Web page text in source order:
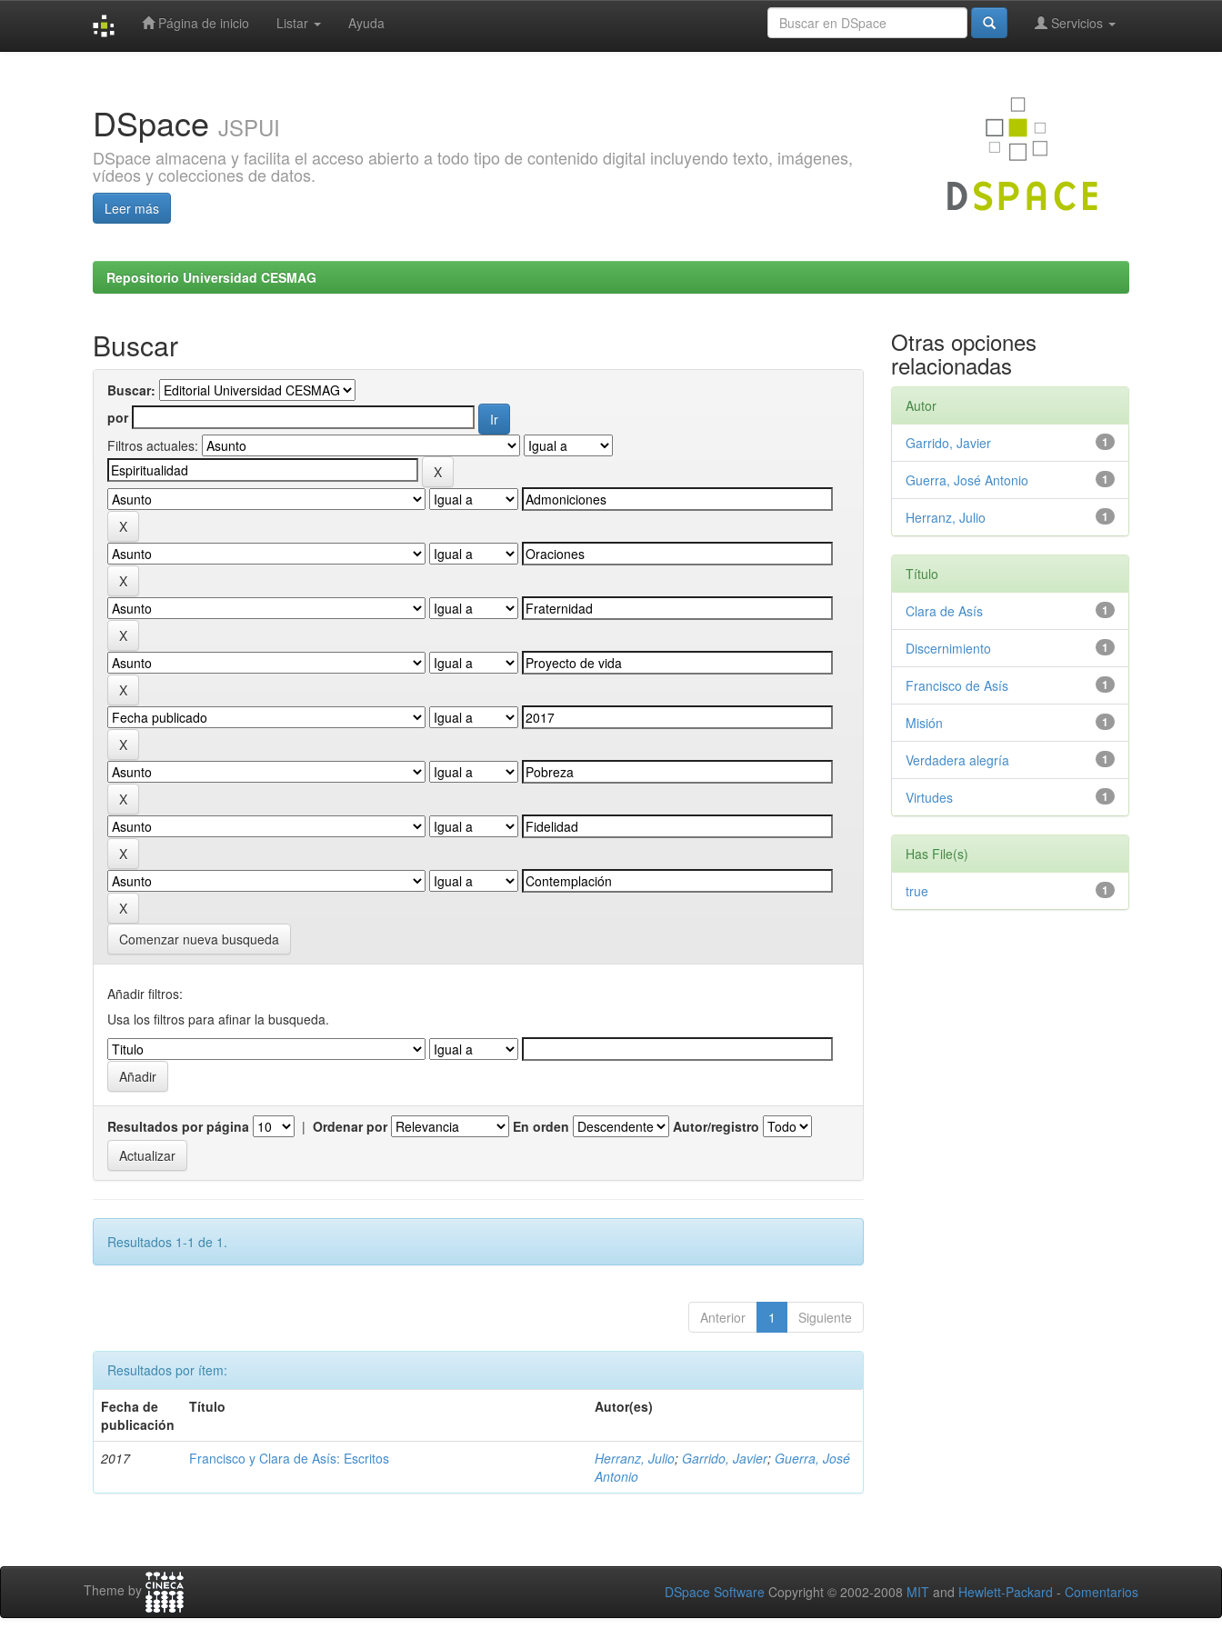
Página de inicio Listar Ayuda Servicios
DSpace JSPUI
DSpace almacena y facilita el acceso abierto a todo tipo de contenido digital incluyendo texto, imágenes,
vídeos y colecciones de datos.
Leer más
Repositorio Universidad CESMAG
Buscar
Buscar:
por
Filtros actuales:
Comenzar nueva busqueda
Añadir filtros:
Usa los filtros para afinar la busqueda.
Resultados por página | Ordenar por En orden Autor/registro
Resultados 1-1 de 1.
Anterior 1 Siguiente
Resultados por ítem:
Fecha de
publicación
Título Autor(es)
2017 Francisco y Clara de Asís: Escritos Herranz, Julio; Garrido, Javier; Guerra, José
Antonio
Otras opciones
relacionadas
Autor
1
Garrido, Javier
1
Guerra, José Antonio
1
Herranz, Julio
Título
1
Clara de Asís
1
Discernimiento
1
Francisco de Asís
1
Misión
1
Verdadera alegría
1
Virtudes
Has File(s)
1
true
Theme by DSpace Software Copyright © 2002-2008 MIT and Hewlett-Packard - Comentarios